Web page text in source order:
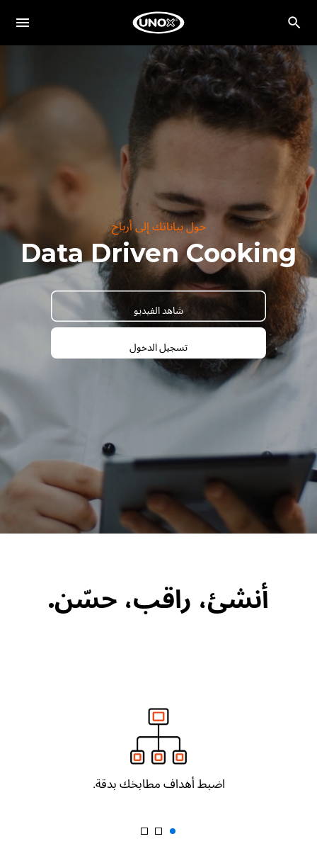
حول بياناتك إلى أرباح
Data Driven Cooking
شاهد الفيديو
تسجيل الدخول
أنشئ، راقب، حسّن.
اضبط أهداف مطابخك بدقة.